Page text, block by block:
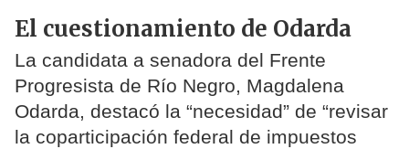
El cuestionamiento de Odarda
La candidata a senadora del Frente
Progresista de Río Negro, Magdalena
Odarda, destacó la “necesidad” de “revisar
la coparticipación federal de impuestos